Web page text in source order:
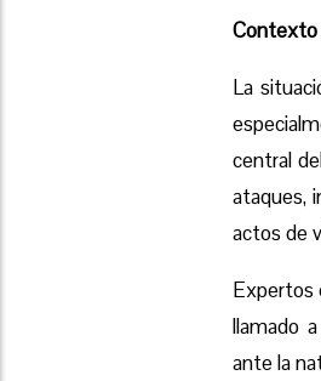
Contexto
La
central
ataques,
actos de
Expertos
llamado
ante la